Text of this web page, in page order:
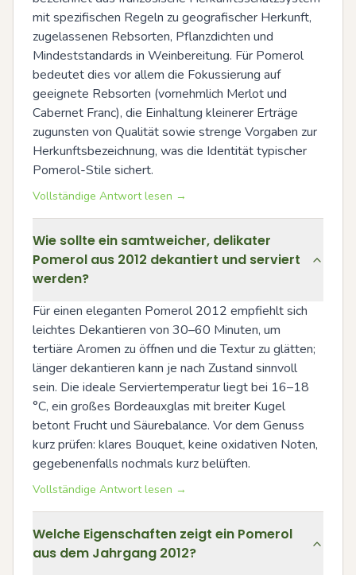
mit spezifischen Regeln zu geografischer Herkunft,
zugelassenen Rebsorten, Pflanzdichten und
Mindeststandards in Weinbereitung. Für Pomerol
bedeutet dies vor allem die Fokussierung auf
geeignete Rebsorten (vornehmlich Merlot und
Cabernet Franc), die Einhaltung kleinerer Erträge
zugunsten von Qualität sowie strenge Vorgaben zur
Herkunftsbezeichnung, was die Identität typischer
Pomerol-Stile sichert.
Vollständige Antwort lesen →
Wie sollte ein samtweicher, delikater
Pomerol aus 2012 dekantiert und serviert
werden?
Für einen eleganten Pomerol 2012 empfiehlt sich
leichtes Dekantieren von 30–60 Minuten, um
tertiäre Aromen zu öffnen und die Textur zu glätten;
länger dekantieren kann je nach Zustand sinnvoll
sein. Die ideale Serviertemperatur liegt bei 16–18
°C, ein großes Bordeauxglas mit breiter Kugel
betont Frucht und Säurebalance. Vor dem Genuss
kurz prüfen: klares Bouquet, keine oxidativen Noten,
gegebenenfalls nochmals kurz belüften.
Vollständige Antwort lesen →
Welche Eigenschaften zeigt ein Pomerol
aus dem Jahrgang 2012?